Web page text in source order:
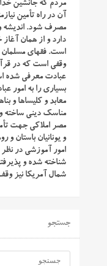
مردم که جانشین
آن در راه تأمین
مصرف شود. اندیشه
دارد و از همان
است. فقهای مسلمان
وقفی است که در
عبادت معرفی شده
بسیاری را به امور
معابد و کلیساها و
مناسک دینی ساخته و
مصر املاکی جهت
و یونانیان باستان و
امور آموزشی در
شناخته شده و
شمال آمریکا نیز
جستجو